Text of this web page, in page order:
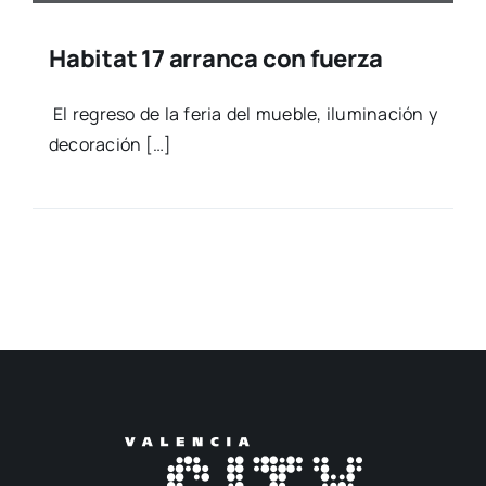
Habitat 17 arranca con fuerza
El regre­so de la feria del mue­ble, ilu­mi­na­ción y
deco­ra­ción […]